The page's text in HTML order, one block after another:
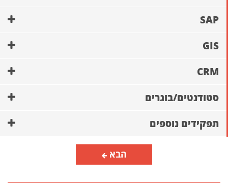
SAP
GIS
CRM
סטודנטים/בוגרים
תפקידים נוספים
הבא